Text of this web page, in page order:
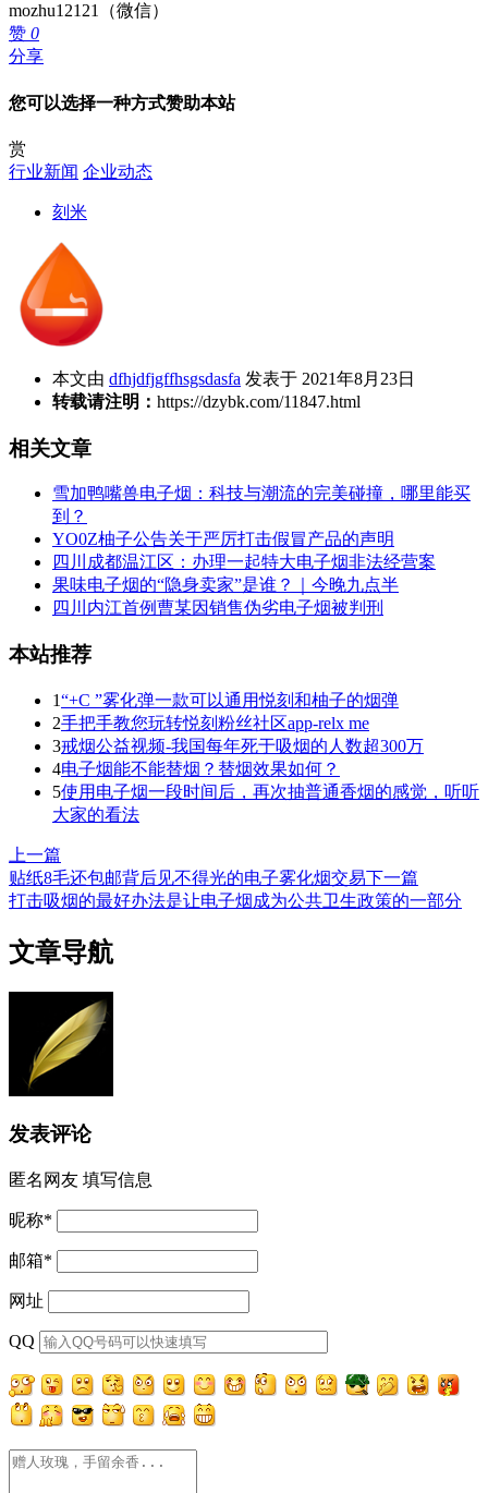
mozhu12121（微信）
赞 0
分享
您可以选择一种方式赞助本站
赏
行业新闻 企业动态
刻米
本文由 dfhjdfjgffhsgsdasfa 发表于 2021年8月23日
转载请注明： https://dzybk.com/11847.html
相关文章
雪加鸭嘴兽电子烟：科技与潮流的完美碰撞，哪里能买
到？
YO0Z柚子公告关于严厉打击假冒产品的声明
四川成都温江区：办理一起特大电子烟非法经营案
果味电子烟的“隐身卖家”是谁？｜今晚九点半
四川内江首例曹某因销售伪劣电子烟被判刑
本站推荐
1“+C ”雾化弹一款可以通用悦刻和柚子的烟弹
2手把手教您玩转悦刻粉丝社区app-relx me
3戒烟公益视频-我国每年死于吸烟的人数超300万
4电子烟能不能替烟？替烟效果如何？
5使用电子烟一段时间后，再次抽普通香烟的感觉，听听
大家的看法
上一篇
贴纸8毛还包邮背后见不得光的电子雾化烟交易下一篇
打击吸烟的最好办法是让电子烟成为公共卫生政策的一部分
文章导航
发表评论
匿名网友 填写信息
昵称*
邮箱*
网址
QQ